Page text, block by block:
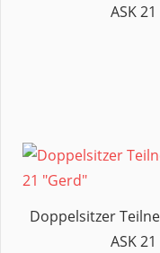
ASK
Doppelsitzer
ASK